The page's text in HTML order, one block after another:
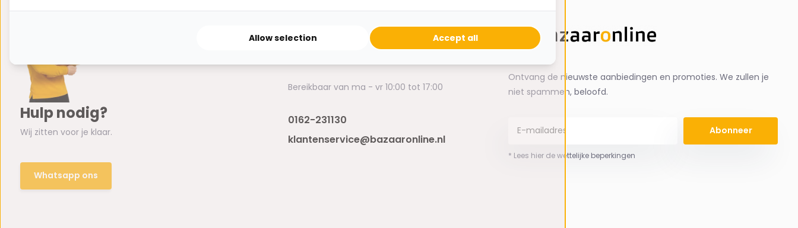
Hulp nodig?
Wij zitten voor je klaar.
Whatsapp ons
Heb je een vraag?
Bereikbaar van ma - vr 10:00 tot 17:00
0162-231130
klantenservice@bazaaronline.nl
Ontvang de nieuwste aanbiedingen en promoties. We zullen je
niet spammen, beloofd.
Abonneer
* Lees hier de wettelijke beperkingen
Allow selection Accept all